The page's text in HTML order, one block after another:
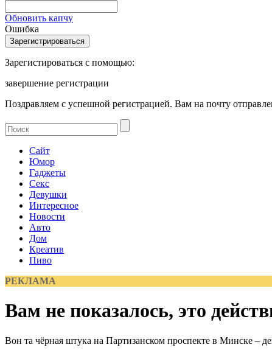
Обновить капчу
Ошибка
Зарегистироваться с помощью:
завершение регистрации
Поздравляем с успешной регистрацией. Вам на почту
Сайт
Юмор
Гаджеты
Секс
Девушки
Интересное
Новости
Авто
Дом
Креатив
Пиво
РЕКЛАМА
Вам не показалось, это
Вон та чёрная штука на Партизанском проспекте в Минске –